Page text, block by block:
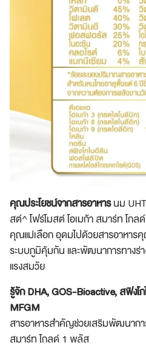
คุณประโยชน์จากสารอาหารนม
สต์^ โฟร์โมสต์ โอเมก้า สมาร์ท โก
คุณแม่เลือก อุดมไปด้วยสารอาหา
ระบบภูมิคุ้มกัน และพัฒนาการทางร่า
แรงสมวัย
รู้จัก DHA, GOS-Bioactive, สฟิงโก
MFGM
สารอาหารสำคัญช่วยเสริมพัฒนาก
สมาร์ท โกลด์ 1 พลัส